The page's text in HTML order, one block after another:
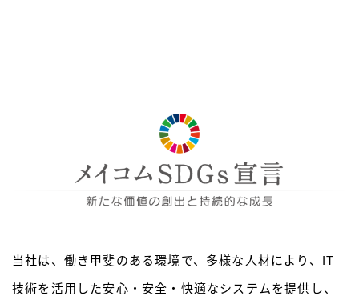
当社は、働き甲斐のある環境で、多様な人材により、IT
技術を活用した安心・安全・快適なシステムを提供し、